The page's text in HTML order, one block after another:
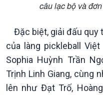
Trước giờ mở cửa
Dòng chảy Kinh tế
Sức sống hàng Việt
Khởi nghiệp
Tuyên chiến với gian lận
thương mại
câu lạc bộ và
Đặc biệt, giải đấu quy
của làng pickleball
Sophia Huỳnh Trần
Trịnh Linh Giang, cùng
lên như Đạt Trố,